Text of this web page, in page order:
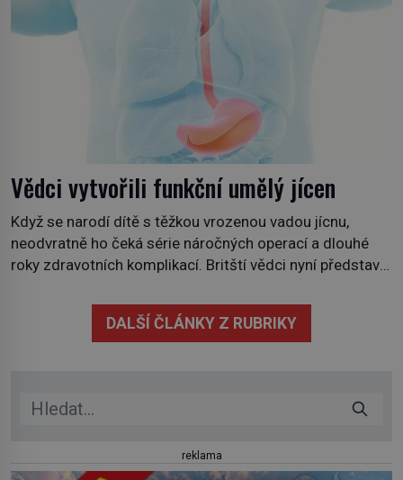
Vědci vytvořili funkční umělý jícen
Když se narodí dítě s těžkou vrozenou vadou jícnu,
neodvratně ho čeká série náročných operací a dlouhé
roky zdravotních komplikací. Britští vědci nyní představili
V laboratoři se jim podařilo vypěstovat funkční náhradu
části jícnu, která úspěšně obstála v testech na zvířatech.
DALŠÍ ČLÁNKY Z RUBRIKY
reklama